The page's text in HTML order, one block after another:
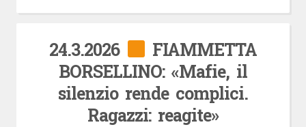
24.3.2026
FIAMMETTA
BORSELLINO: «Mafie, il
silenzio rende complici.
Ragazzi: reagite»